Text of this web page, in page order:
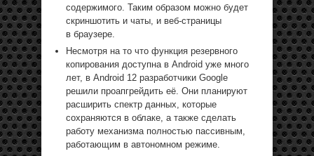
содержимого. Таким образом можно будет
скриншотить и чаты, и веб-страницы
в браузере.
Несмотря на то что функция резервного
копирования доступна в Android уже много
лет, в Android 12 разработчики Google
решили проапгрейдить её. Они планируют
расширить спектр данных, которые
сохраняются в облаке, а также сделать
работу механизма полностью пассивным,
работающим в автономном режиме.